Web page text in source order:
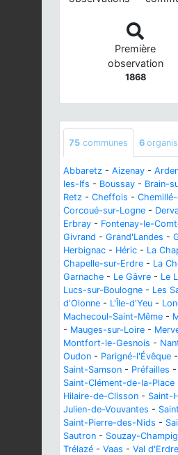
Première
observation
1868
75 communes 6
Abbaretz - Aizenay -
les-Ifs - Boussay - Brain-
Retz - Cheffois -
Corcoué-sur-Logne -
Erbray - Fontenay-le-
Givrand - Grand'Landes -
Herbignac - Héric - La
Chapelle-sur-Erdre - La
Garnache - Le Gâvre - Le
Lucs-sur-Boulogne - Les
d'Olonne - L'Île-d'Yeu -
Machecoul-Saint-Même -
- Mauges-sur-Loire -
Montfort-le-Gesnois -
Oudon - Parigné-l'Évêque -
Saint-Samson - Préfailles -
Saint-Clément-de-la-Place
Hilaire-de-Clisson - Saint-
Julien-de-Vouvantes -
Saint-Pierre-des-Nids -
Sautron - Souzay-
Trélazé - Vaas - Val